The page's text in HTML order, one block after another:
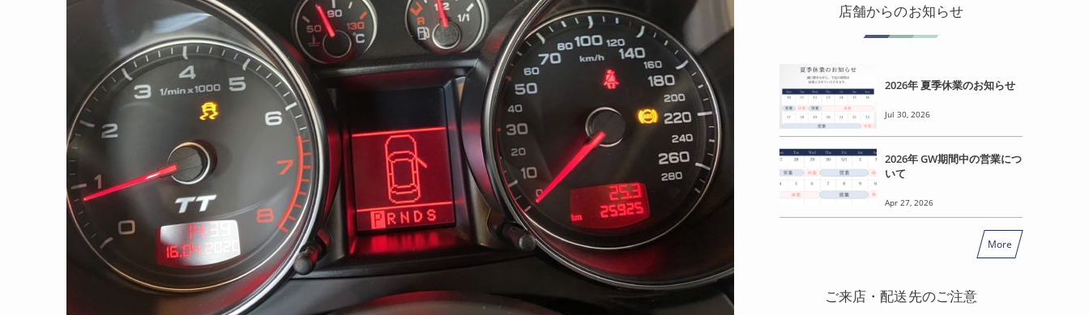
店舗からのお知らせ
2026年 夏季休業のお知らせ
Jul 30, 2026
2026年 GW期間中の営業につ
いて
Apr 27, 2026
More
ご来店・配送先のご注意